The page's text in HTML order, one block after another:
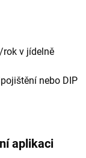
rok v jídelně
nebo DIP
aplikaci